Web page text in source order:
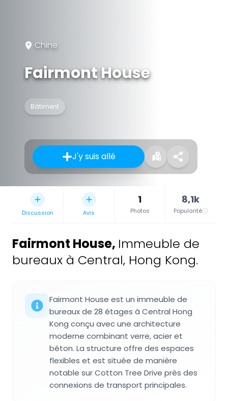
Chine
Fairmont House
Bâtiment
J'y suis allé
Discussion Avis
1
Photos
8,1k
Popularité
Fairmont House, Immeuble de
bureaux à Central, Hong Kong.
Fairmont House est un immeuble de
bureaux de 28 étages à Central Hong
Kong conçu avec une architecture
moderne combinant verre, acier et
béton. La structure offre des espaces
flexibles et est située de manière
notable sur Cotton Tree Drive près des
connexions de transport principales.